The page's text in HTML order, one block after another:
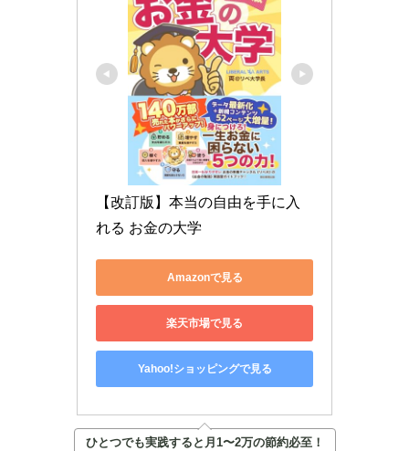
【改訂版】本当の自由を手に入
れる お金の大学
Amazonで見る
楽天市場で見る
Yahoo!ショッピングで見る
ひとつでも実践すると月1〜2万の節約必至！